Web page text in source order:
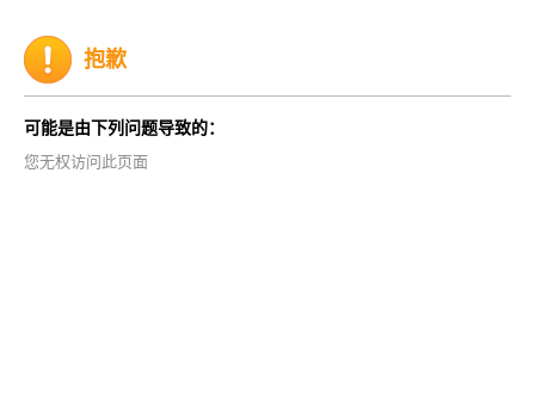
抱歉
可能是由下列问题导致的：
您无权访问此页面